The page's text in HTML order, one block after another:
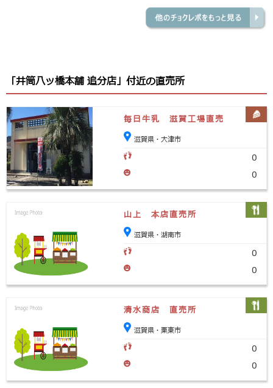
「井筒八ッ橋本舗 追分店」付近の直売所
毎日牛乳 滋賀工場直売
滋賀県・大津市
0
0
山上 本店直売所
滋賀県・湖南市
0
0
清水商店 直売所
滋賀県・栗東市
0
0